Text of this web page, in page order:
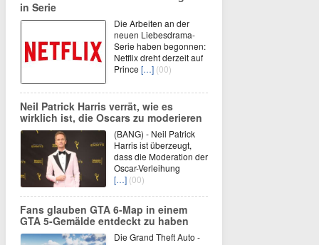
in Serie
Die Arbeiten an der
neuen Liebesdrama-
Serie haben begonnen:
Netflix dreht derzeit auf
Prince […] (00)
Neil Patrick Harris verrät, wie es
wirklich ist, die Oscars zu moderieren
(BANG) - Neil Patrick
Harris ist überzeugt,
dass die Moderation der
Oscar-Verleihung
[…] (00)
Fans glauben GTA 6-Map in einem
GTA 5-Gemälde entdeckt zu haben
Die Grand Theft Auto -